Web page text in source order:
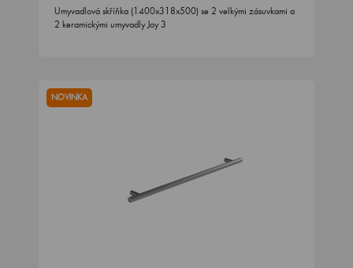
Umyvadlová skříňka (1400x318x500) se 2 velkými zásuvkami a
2 keramickými umyvadly Joy 3
NOVINKA